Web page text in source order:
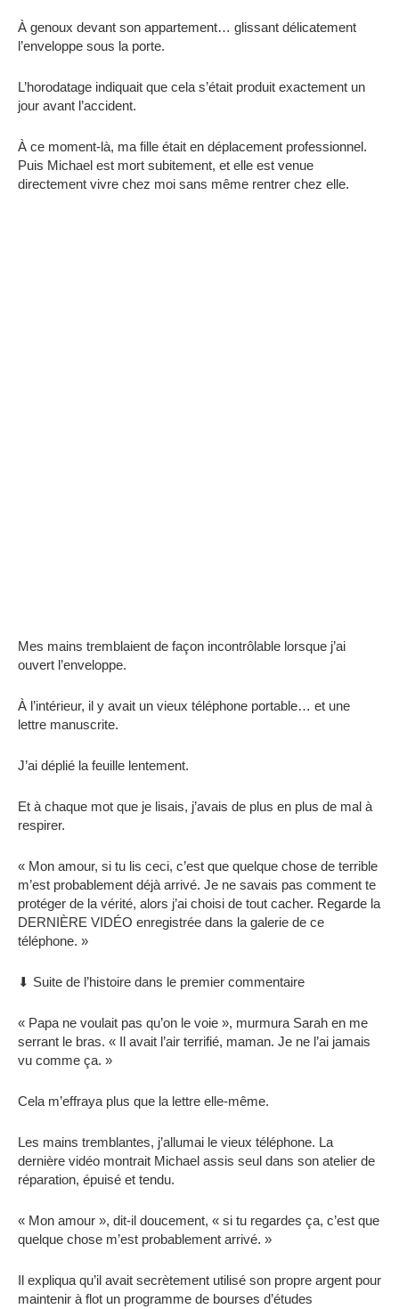
À genoux devant son appartement… glissant délicatement
l’enveloppe sous la porte.
L’horodatage indiquait que cela s’était produit exactement un
jour avant l’accident.
À ce moment-là, ma fille était en déplacement professionnel.
Puis Michael est mort subitement, et elle est venue
directement vivre chez moi sans même rentrer chez elle.
Mes mains tremblaient de façon incontrôlable lorsque j’ai
ouvert l’enveloppe.
À l’intérieur, il y avait un vieux téléphone portable… et une
lettre manuscrite.
J’ai déplié la feuille lentement.
Et à chaque mot que je lisais, j’avais de plus en plus de mal à
respirer.
« Mon amour, si tu lis ceci, c’est que quelque chose de terrible
m’est probablement déjà arrivé. Je ne savais pas comment te
protéger de la vérité, alors j’ai choisi de tout cacher. Regarde la
DERNIÈRE VIDÉO enregistrée dans la galerie de ce
téléphone. »
⬇ Suite de l’histoire dans le premier commentaire
« Papa ne voulait pas qu’on le voie », murmura Sarah en me
serrant le bras. « Il avait l’air terrifié, maman. Je ne l’ai jamais
vu comme ça. »
Cela m’effraya plus que la lettre elle-même.
Les mains tremblantes, j’allumai le vieux téléphone. La
dernière vidéo montrait Michael assis seul dans son atelier de
réparation, épuisé et tendu.
« Mon amour », dit-il doucement, « si tu regardes ça, c’est que
quelque chose m’est probablement arrivé. »
Il expliqua qu’il avait secrètement utilisé son propre argent pour
maintenir à flot un programme de bourses d’études